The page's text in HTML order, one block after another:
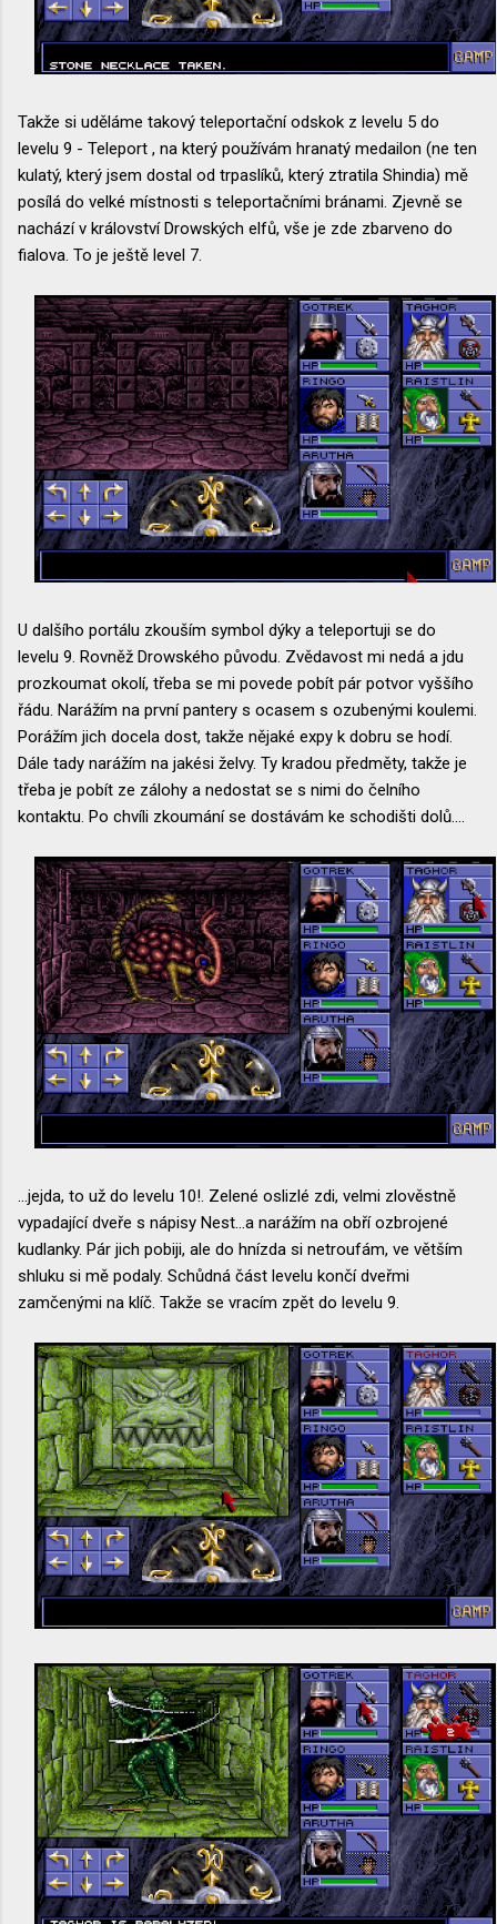
Takže si uděláme takový teleportační odskok z levelu 5 do
levelu 9 - Teleport , na který používám hranatý medailon (ne ten
kulatý, který jsem dostal od trpaslíků, který ztratila Shindia) mě
posílá do velké místnosti s teleportačními bránami. Zjevně se
nachází v království Drowských elfů, vše je zde zbarveno do
fialova. To je ještě level 7.
U dalšího portálu zkouším symbol dýky a teleportuji se do
levelu 9. Rovněž Drowského původu. Zvědavost mi nedá a jdu
prozkoumat okolí, třeba se mi povede pobít pár potvor vyššího
řádu. Narážím na první pantery s ocasem s ozubenými koulemi.
Porážím jich docela dost, takže nějaké expy k dobru se hodí.
Dále tady narážím na jakési želvy. Ty kradou předměty, takže je
třeba je pobít ze zálohy a nedostat se s nimi do čelního
kontaktu. Po chvíli zkoumání se dostávám ke schodišti dolů....
...jejda, to už do levelu 10!. Zelené oslizlé zdi, velmi zlověstně
vypadající dveře s nápisy Nest...a narážím na obří ozbrojené
kudlanky. Pár jich pobiji, ale do hnízda si netroufám, ve větším
shluku si mě podaly. Schůdná část levelu končí dveřmi
zamčenými na klíč. Takže se vracím zpět do levelu 9.